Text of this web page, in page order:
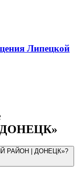
Липецкой
РАЙОН | ДОНЕЦК»?